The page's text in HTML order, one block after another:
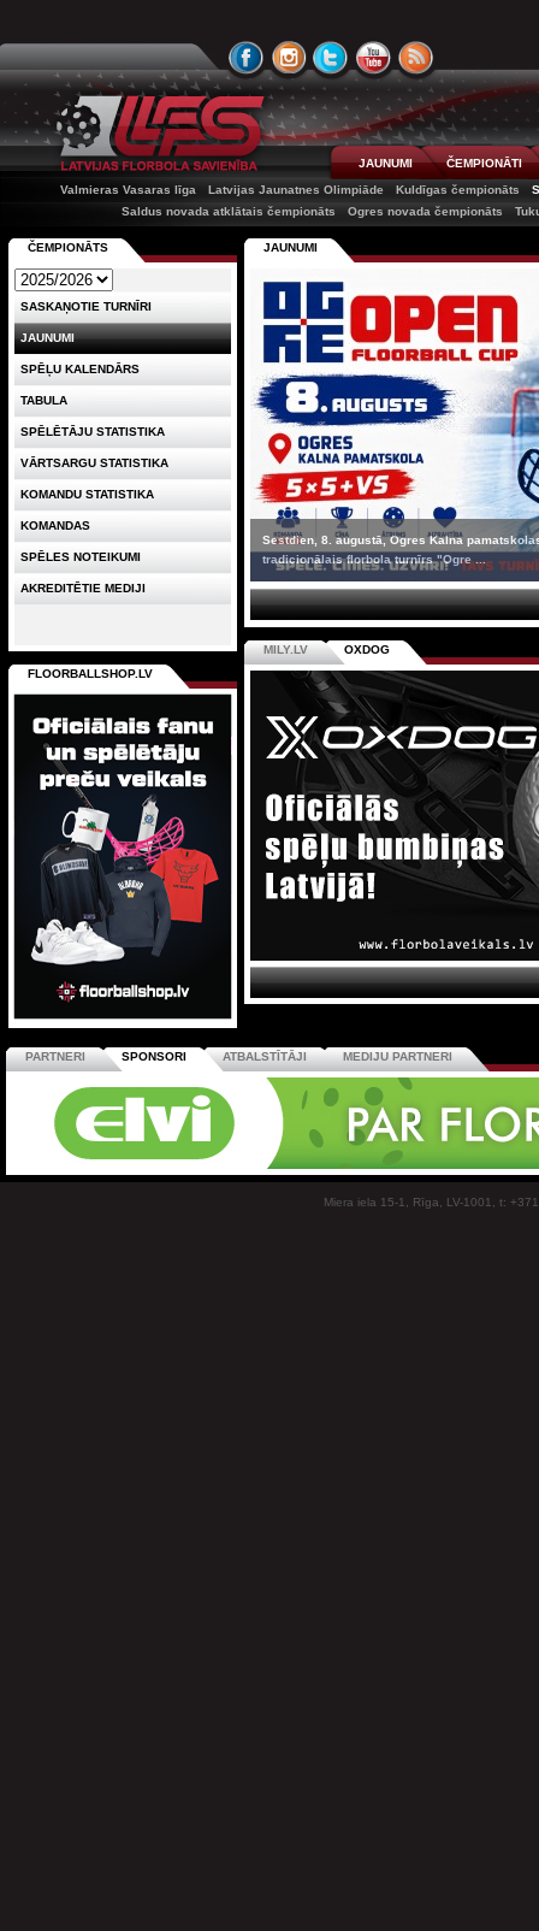
JAUNUMI
ČEMPIONĀTI
Valmieras Vasaras līga
Latvijas Jaunatnes Olimpiāde Kuldīgas čempionāts
Saldus novada atklātais čempionāts
Ogres novada čempionāts
JAUNUMI
Sestdien, 8. augustā, Ogres Kalna
tradicionālais florbola turnīrs "Ogre ...
MILY.LV OXDOG
ČEMPIONĀTS
SASKAŅOTIE TURNĪRI
JAUNUMI
SPĒĻU KALENDĀRS
TABULA
SPĒLĒTĀJU STATISTIKA
VĀRTSARGU STATISTIKA
KOMANDU STATISTIKA
KOMANDAS
SPĒLES NOTEIKUMI
AKREDITĒTIE MEDIJI
FLOORBALLSHOP.LV
PARTNERI SPONSORI ATBALSTĪTĀJI MEDIJU PARTNERI
Miera iela 15-1, Rīga, LV-1001, t: